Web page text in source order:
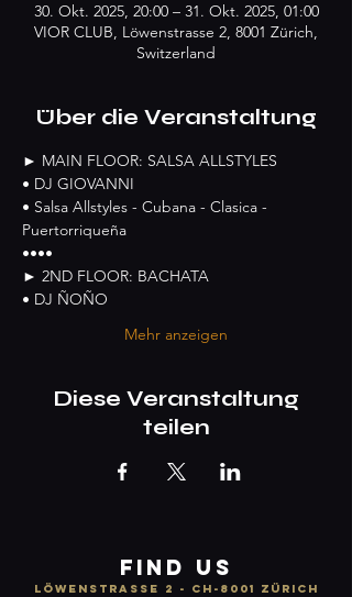
30. Okt. 2025, 20:00 – 31. Okt. 2025, 01:00
VIOR CLUB, Löwenstrasse 2, 8001 Zürich,
Switzerland
Über die Veranstaltung
► MAIN FLOOR: SALSA ALLSTYLES
• DJ GIOVANNI
• Salsa Allstyles - Cubana - Clasica -
Puertorriqueña
••••
► 2ND FLOOR: BACHATA
• DJ ÑOÑO
Mehr anzeigen
Diese Veranstaltung
teilen
FIND US
LÖWENSTRASSE 2 - CH-8001 ZÜRICH